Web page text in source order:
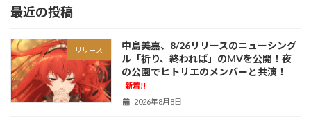
最近の投稿
リリース
中島美嘉、8/26リリースのニューシング
ル「祈り、終われば」のMVを公開！夜
の公園でヒトリエのメンバーと共演！
新着!!
2026年8月8日